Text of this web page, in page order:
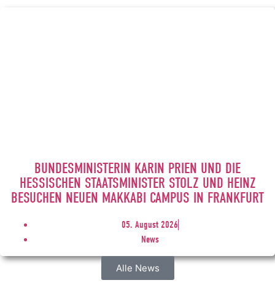
BUNDESMINISTERIN KARIN PRIEN UND DIE
HESSISCHEN STAATSMINISTER STOLZ UND HEINZ
BESUCHEN NEUEN MAKKABI CAMPUS IN FRANKFURT
05. August 2026
News
Alle News